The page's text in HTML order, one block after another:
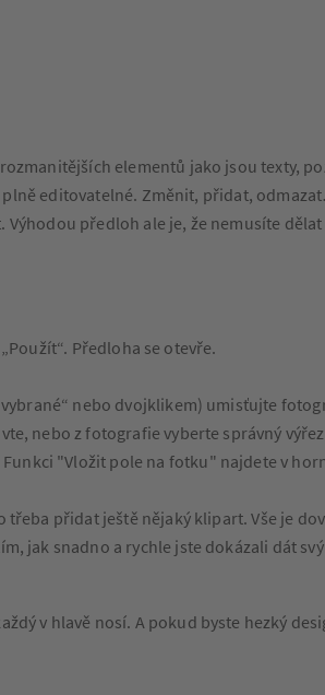
elementů jako jsou texty,
editovatelné. Změnit, přidat,
předloh ale je, že nemusíte dělat
Předloha se otevře.
nebo dvojklikem) umisťujte
nebo z fotografie vyberte správný
"Vložit pole na fotku" najdete v
přidat ještě nějaký klipart. Vše je
jak snadno a rychle jste dokázali dát
v hlavě nosí. A pokud byste hezký